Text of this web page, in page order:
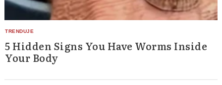
5 Hidden Signs You Have Worms Inside
Your Body